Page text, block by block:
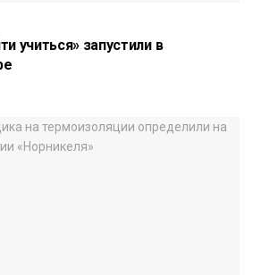
учиться» запустили в